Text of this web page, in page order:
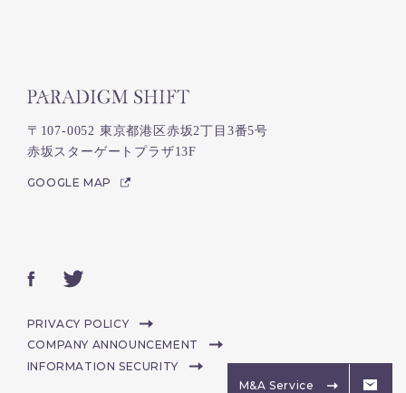
〒107-0052 東京都港区赤坂2丁目3番5号
赤坂スターゲートプラザ13F
GOOGLE MAP
PRIVACY POLICY
COMPANY ANNOUNCEMENT
INFORMATION SECURITY
M&A Service